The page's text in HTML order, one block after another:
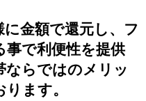
金額で還元し、フ
事で利便性を提供
ならではのメリッ
ます。